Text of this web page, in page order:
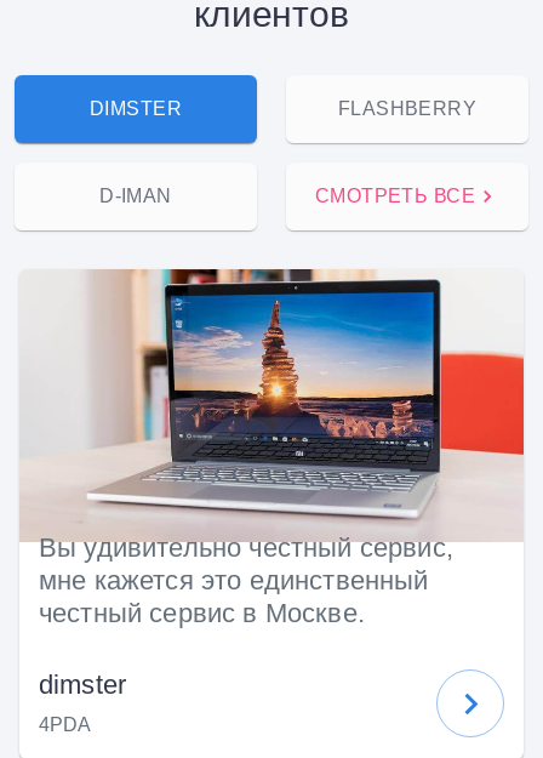
клиентов
Вы удивительно честный сервис,
мне кажется это единственный
честный сервис в Москве.
dimster
4PDA
DIMSTER FLASHBERRY
D-IMAN СМОТРЕТЬ ВСЕ